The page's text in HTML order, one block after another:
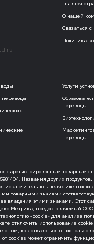
Главная
О нашей
Связаться с
Политика
переводы
Услуги
переводы
переводы
зарегистрированным товарным
Названия других продуктов,
исключительно в целях
товарными знаками
владения этими знаками. Этот
Метрика, предоставляемый
«cookie» для анализа
отключить использование
о том, как отказаться от
от cookies может ограничить